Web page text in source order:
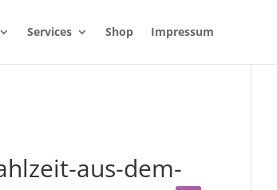
Services Shop Impressum
aus-dem-